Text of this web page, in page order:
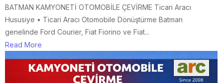
BATMAN KAMYONETİ OTOMOBİLE ÇEVİRME Ticari Aracı
Hususiye • Ticari Aracı Otomobile Dönüştürme Batman
genelinde Ford Courier, Fiat Fiorino ve Fiat...
Read More